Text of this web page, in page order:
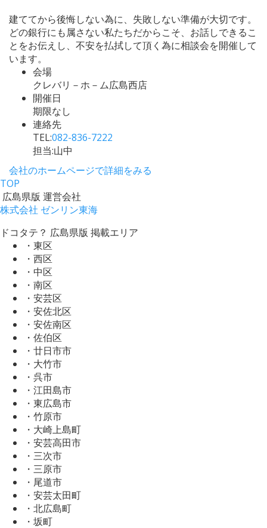
建ててから後悔しない為に、失敗しない準備が大切です。
どの銀行にも属さない私たちだからこそ、お話しできるこ
とをお伝えし、不安を払拭して頂く為に相談会を開催して
います。
会場
クレバリ－ホ－ム広島西店
開催日
期限なし
連絡先
TEL:082-836-7222
担当:山中
会社のホームページで詳細をみる
TOP
広島県版 運営会社
株式会社 ゼンリン東海
ドコタテ？ 広島県版 掲載エリア
・東区
・西区
・中区
・南区
・安芸区
・安佐北区
・安佐南区
・佐伯区
・廿日市市
・大竹市
・呉市
・江田島市
・東広島市
・竹原市
・大崎上島町
・安芸高田市
・三次市
・三原市
・尾道市
・安芸太田町
・北広島町
・坂町